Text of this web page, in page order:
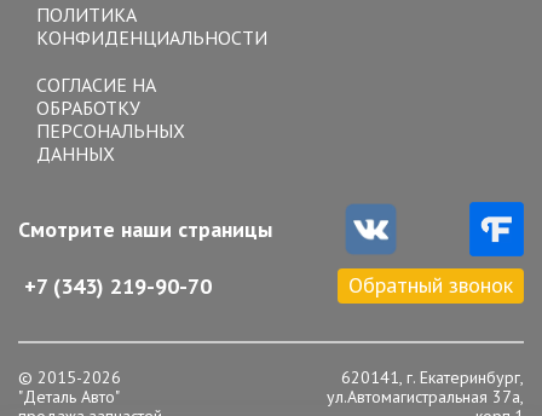
ПОЛИТИКА
КОНФИДЕНЦИАЛЬНОСТИ
СОГЛАСИЕ НА
ОБРАБОТКУ
ПЕРСОНАЛЬНЫХ
ДАННЫХ
Смотрите наши страницы
+7 (343) 219-90-70 Обратный звонок
© 2015-2026
"Деталь Авто"
620141, г. Екатеринбург,
ул.Автомагистральная 37а,